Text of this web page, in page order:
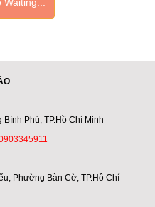
Hoa Để Bàn Đẹp Nhất.